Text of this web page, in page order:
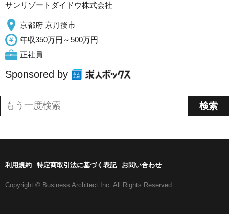
サンリゾートダイドウ株式会社
京都府 京丹後市
年収350万円～500万円
正社員
Sponsored by
利用規約 特定商取引法に基づく表記 お問い合わせ
Copyright © Business Architect Inc. All Rights Reserved.